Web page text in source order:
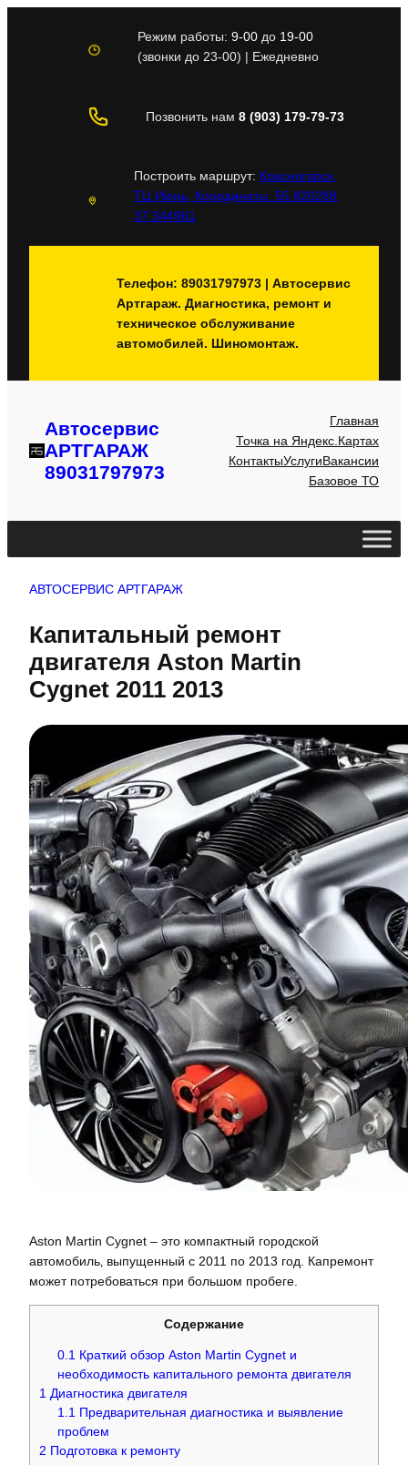
содержимому
Режим работы: 9-00до 19-00
(звонки до 23-00) | Ежедневно
Позвонить нам 8 (903) 179-79-73
Построить маршрут: Красногорск,
ТЦ Июнь, Координаты: 55.820288,
37.344961
Телефон: 89031797973 | Автосервис
Артгараж. Диагностика, ремонт и
техническое обслуживание
автомобилей. Шиномонтаж.
Автосервис
АРТГАРАЖ
89031797973
Главная
Точка на Яндекс.Картах
КонтактыУслугиВакансии
Базовое ТО
АВТОСЕРВИС АРТГАРАЖ
Капитальный ремонт
двигателя Aston Martin
Cygnet 2011 2013
Aston Martin Cygnet – это компактный городской
автомобиль‚ выпущенный с 2011 по 2013 год. Капремонт
может потребоваться при большом пробеге.
Содержание
0.1 Краткий обзор Aston Martin Cygnet и
необходимость капитального ремонта двигателя
1 Диагностика двигателя
1.1 Предварительная диагностика и выявление
проблем
2 Подготовка к ремонту